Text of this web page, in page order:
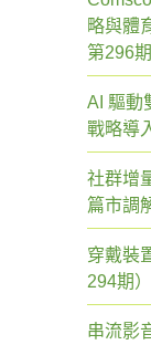
略與體
第296期
AI 驅動
戰略導
社群增
篇市調
穿戴裝
294期）
串流影